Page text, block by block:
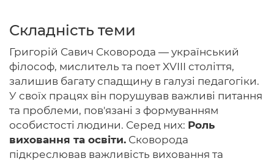
Складність теми
Григорій Савич Сковорода — український
філософ, мислитель та поет XVIII століття,
залишив багату спадщину в галузі педагогіки.
У своїх працях він порушував важливі питання
та проблеми, пов'язані з формуванням
особистості людини. Серед них: Роль
виховання та освіти. Сковорода
підкреслював важливість виховання та
097 802 02 99
Головна
Авторам
Умови